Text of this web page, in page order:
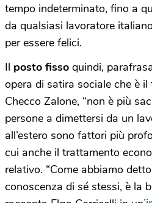
tempo indeterminato, fino a
da qualsiasi lavoratore
per essere felici.
Il posto fisso quindi,
opera di satira sociale che è
Checco Zalone, “non è più
persone a dimettersi da un
all’estero sono fattori più
cui anche il trattamento
relativo. “Come abbiamo
conoscenza di sé stessi, è la